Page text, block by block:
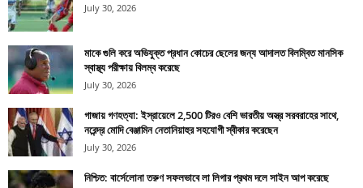
July 30, 2026
মাকে গুলি করে অভিযুক্ত প্রধান কোচের ছেলের জন্য আদালত বিলম্বিত মানসিক
স্বাস্থ্য পরীক্ষায় বিলম্ব করেছে
July 30, 2026
গাজায় গণহত্যা: ইস্রায়েলে 2,500 টিরও বেশি ভারতীয় অস্ত্র সরবরাহের সাথে,
নরেন্দ্র মোদি বেঞ্জামিন নেতানিয়াহুর সহযোগী স্বীকার করেছেন
July 30, 2026
নিশ্চিত: বার্সেলোনা তরুণ সফলভাবে লা লিগার প্রথম দলে সাইন আপ করেছে